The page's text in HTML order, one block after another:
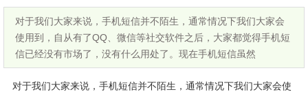
对于我们大家来说，手机短信并不陌生，通常情况下我们大家会
使用到，自从有了QQ、微信等社交软件之后，大家都觉得手机短
信已经没有市场了，没有什么用处了。现在手机短信虽然
对于我们大家来说，手机短信并不陌生，通常情况下我们大家会使